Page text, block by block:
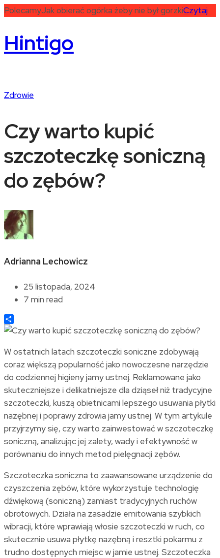
PolecamyJak obierać ogórka żeby nie był gorzkiCzytaj
Hintigo
Zdrowie
Czy warto kupić
szczoteczkę soniczną
do zębów?
Adrianna Lechowicz
25 listopada, 2024
7 min read
Share
W ostatnich latach szczoteczki soniczne zdobywają
coraz większą popularność jako nowoczesne narzędzie
do codziennej higieny jamy ustnej. Reklamowane jako
skuteczniejsze i delikatniejsze dla dziąseł niż tradycyjne
szczoteczki, kuszą obietnicami lepszego usuwania płytki
nazębnej i poprawy zdrowia jamy ustnej. W tym artykule
przyjrzymy się, czy warto zainwestować w szczoteczkę
soniczną, analizując jej zalety, wady i efektywność w
porównaniu do innych metod pielęgnacji zębów.
Szczoteczka soniczna to zaawansowane urządzenie do
czyszczenia zębów, które wykorzystuje technologię
dźwiękową (soniczną) zamiast tradycyjnych ruchów
obrotowych. Działa na zasadzie emitowania szybkich
wibracji, które wprawiają włosie szczoteczki w ruch, co
skutecznie usuwa płytkę nazębną i resztki pokarmu z
trudno dostępnych miejsc w jamie ustnej. Szczoteczka